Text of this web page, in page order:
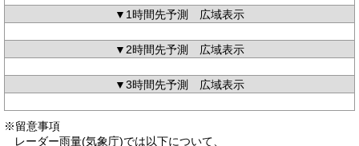
▼1時間先予測 広域表示
▼2時間先予測 広域表示
▼3時間先予測 広域表示
※留意事項
レーダー雨量(気象庁)では以下について、